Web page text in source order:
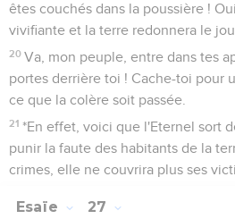
êtes couchés dans la poussière !
vivifiante et la terre redonnera le
20 Va, mon peuple, entre dans tes
portes derrière toi ! Cache-toi pour
ce que la colère soit passée.
21 *En effet, voici que l'Eternel sort
punir la faute des habitants de la
crimes, elle ne couvrira plus ses
Esaïe 27